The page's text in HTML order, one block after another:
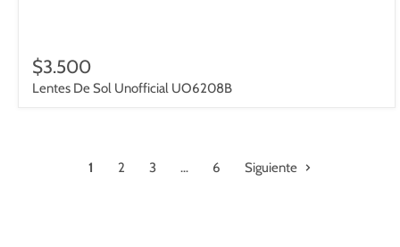
$3.500
Lentes De Sol Unofficial UO6208B
1 2 3 … 6 Siguiente